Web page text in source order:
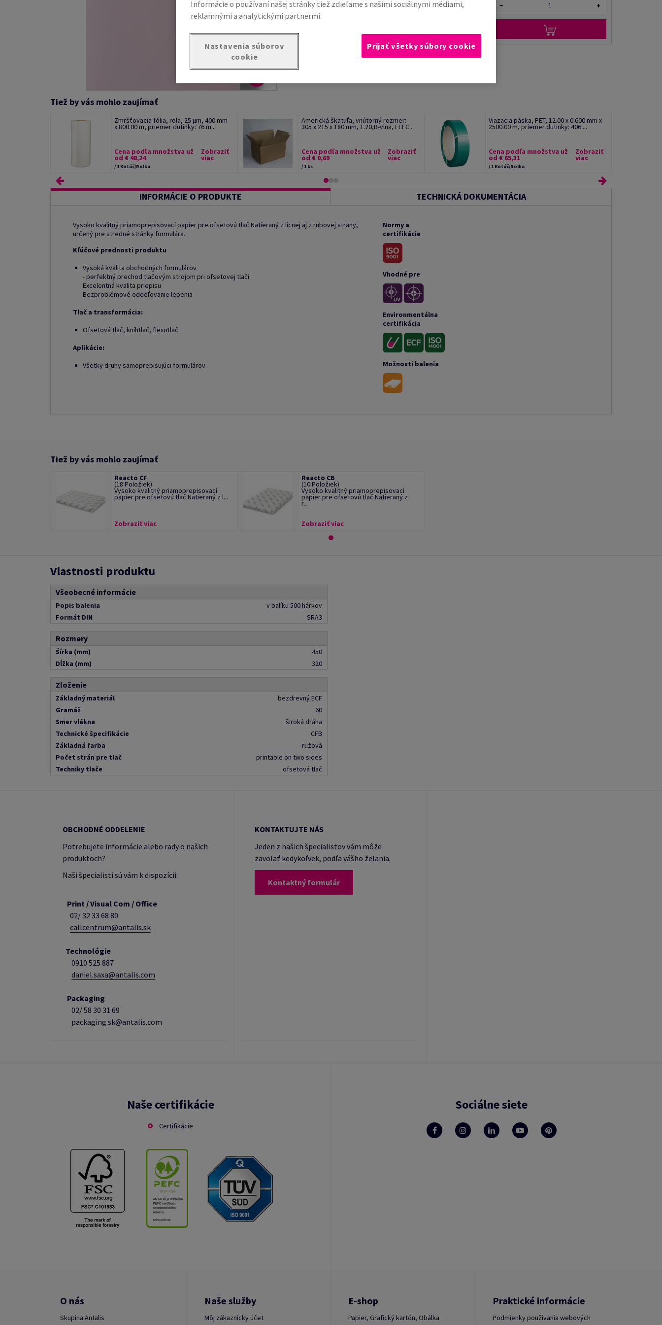
− +
Tiež by vás mohlo zaujímať
Zmršťovacia fólia, rola, 25 µm, 400 mm
x 800.00 m, priemer dutinky: 76 m...
Cena podľa množstva už
od € 48,24
/ 1 Kotúč/Rolka
Zobraziť
viac
Americká škatuľa, vnútorný rozmer:
305 x 215 x 180 mm, 1.20,B-vlna, FEFC...
Cena podľa množstva už
od € 0,69
/ 1 ks
Zobraziť
viac
Viazacia páska, PET, 12.00 x 0.600 mm x
2500.00 m, priemer dutinky: 406 ...
Cena podľa množstva už
od € 65,31
/ 1 Kotúč/Rolka
Zobraziť
viac
INFORMÁCIE O PRODUKTE TECHNICKÁ DOKUMENTÁCIA
Vysoko kvalitný priamoprepisovací papier pre ofsetovú tlač.Natieraný z lícnej aj z rubovej strany,
určený pre stredné stránky formulára.
Kľúčové prednosti produktu
Vysoká kvalita obchodných formulárov
- perfektný prechod tlačovým strojom pri ofsetovej tlači
Excelentná kvalita priepisu
Bezproblémové oddeľovanie lepenia
Tlač a transformácia:
Ofsetová tlač, kníhtlač, flexotlač.
Aplikácie:
Všetky druhy samoprepisujúci formulárov.
Normy a
certifikácie
Vhodné pre
Environmentálna
certifikácia
Možnosti balenia
Tiež by vás mohlo zaujímať
Reacto CF
(18 Položiek)
Vysoko kvalitný priamoprepisovací
papier pre ofsetovú tlač.Natieraný z l...
Zobraziť viac
Reacto CB
(10 Položiek)
Vysoko kvalitný priamoprepisovací
papier pre ofsetovú tlač.Natieraný z
r...
Zobraziť viac
Vlastnosti produktu
Všeobecné informácie
Popis balenia
v balíku 500 hárkov
Formát DIN
SRA3
Rozmery
Šírka (mm)
450
Dĺžka (mm)
320
Zloženie
Základný materiál
bezdrevný ECF
Gramáž
60
Smer vlákna
široká dráha
Technické špecifikácie
CFB
Základná farba
ružová
Počet strán pre tlač
printable on two sides
Techniky tlače
ofsetová tlač
OBCHODNÉ ODDELENIE
Potrebujete informácie alebo rady o našich
produktoch?
Naši špecialisti sú vám k dispozícii:
Print / Visual Com / Office
02/ 32 33 68 80
callcentrum@antalis.sk
Technológie
0910 525 887
daniel.saxa@antalis.com
Packaging
02/58 30 31 69
packaging.sk@antalis.com
KONTAKTUJTE NÁS
Jeden z našich špecialistov vám môže
zavolať kedykoľvek, podľa vášho želania.
Kontaktný formulár
Naše certifikácie
Certifikácie
Sociálne siete
O nás
Skupina Antalis
Naše služby
Môj zákaznícky účet
E-shop
Papier, Grafický kartón, Obálka
Praktické informácie
Podmienky používania webových
Informácie o používaní našej stránky tiež zdieľame s našimi sociálnymi médiami,
reklamnými a analytickými partnermi.
Nastavenia súborov
cookie
Prijať všetky súbory cookie